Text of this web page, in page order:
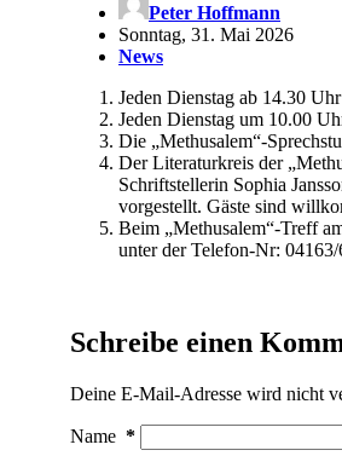
Peter Hoffmann
Sonntag, 31. Mai 2026
News
Jeden Dienstag ab 14.30
Jeden Dienstag um 10.00
Die „Methusalem“-
Der Literaturkreis der
Schriftstellerin Sophia
vorgestellt. Gäste sind
Beim „Methusalem“-Treff
unter der Telefon-Nr:
Schreibe einen
Deine E-Mail-Adresse wird nicht
Name *